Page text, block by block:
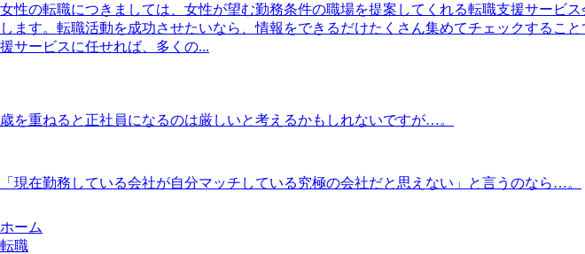
女性の転職につきましては、女性が望む勤務条件の職場を提案してくれる転職支援サービ
します。転職活動を成功させたいなら、情報をできるだけたくさん集めてチェックするこ
援サービスに任せれば、多くの...
歳を重ねると正社員になるのは厳しいと考えるかもしれないですが…。
「現在勤務している会社が自分マッチしている究極の会社だと思えない」と言うのなら…。
ホーム
転職